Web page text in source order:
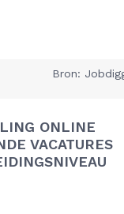
Bron:
ONLINE
VACATURES